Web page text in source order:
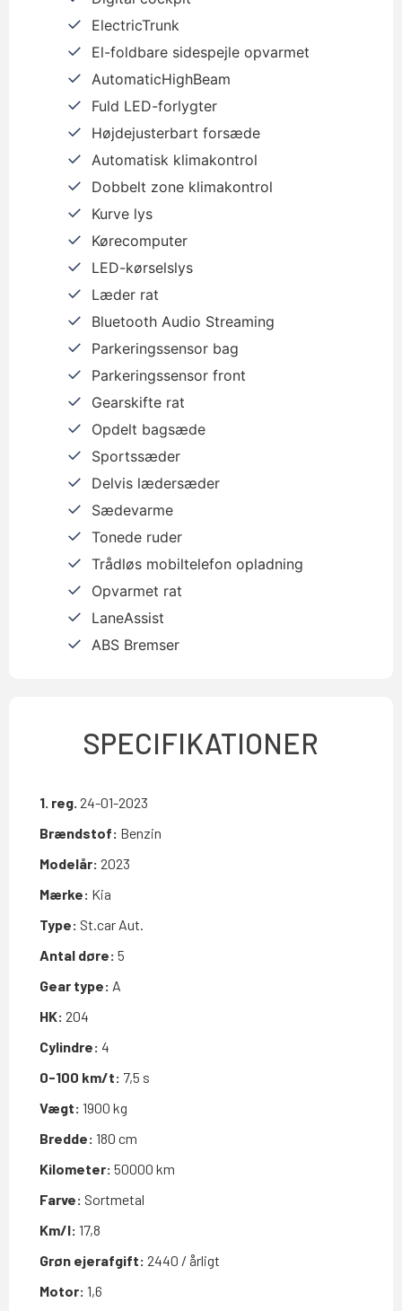
ElectricTrunk
El-foldbare sidespejle opvarmet
AutomaticHighBeam
Fuld LED-forlygter
Højdejusterbart forsæde
Automatisk klimakontrol
Dobbelt zone klimakontrol
Kurve lys
Kørecomputer
LED-kørselslys
Læder rat
Bluetooth Audio Streaming
Parkeringssensor bag
Parkeringssensor front
Gearskifte rat
Opdelt bagsæde
Sportssæder
Delvis lædersæder
Sædevarme
Tonede ruder
Trådløs mobiltelefon opladning
Opvarmet rat
LaneAssist
ABS Bremser
SPECIFIKATIONER
1. reg. 24-01-2023
Brændstof: Benzin
Modelår: 2023
Mærke: Kia
Type: St.car Aut.
Antal døre: 5
Gear type: A
HK: 204
Cylindre: 4
0-100 km/t: 7,5 s
Vægt: 1900 kg
Bredde: 180 cm
Kilometer: 50000 km
Farve: Sortmetal
Km/l: 17,8
Grøn ejerafgift: 2440 / årligt
Motor: 1,6